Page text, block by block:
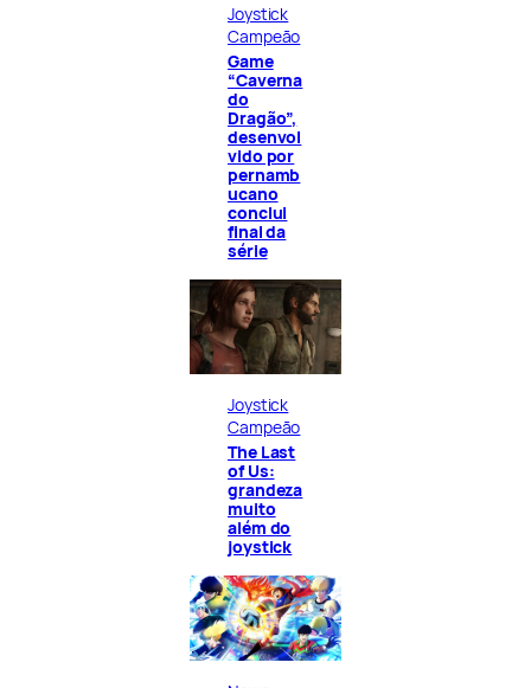
Joystick
Campeão
Game
“Caverna
do
Dragão”,
desenvol
vido por
pernamb
ucano
conclui
final da
série
Joystick
Campeão
The Last
of Us:
grandeza
muito
além do
joystick